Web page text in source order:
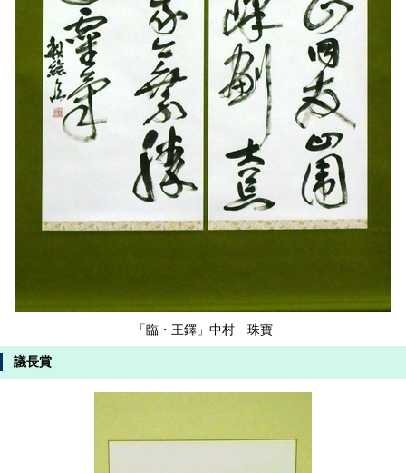
「臨・王鐸」中村 珠寶
議長賞